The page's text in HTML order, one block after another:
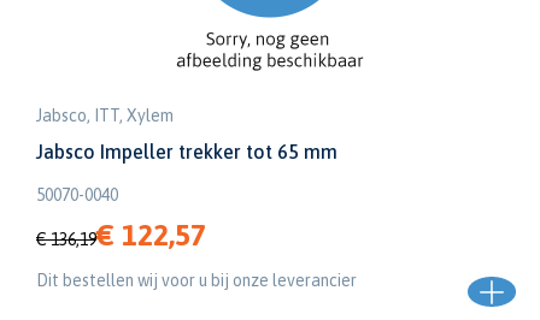
Jabsco, ITT, Xylem
Jabsco Impeller trekker tot 65 mm
50070-0040
€ 136,19€ 122,57
Dit bestellen wij voor u bij onze leverancier